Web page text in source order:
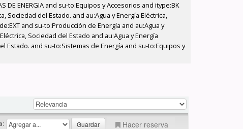
ENERGIA and su-to:Equipos y Accesorios and itype:BK
Sociedad del Estado. and au:Agua y Energía Eléctrica,
and su-to:Producción de Energía and au:Agua y
Sociedad del Estado and au:Agua y Energía
Estado. and su-to:Sistemas de Energía and su-to:Equipos y
Hacer reserva